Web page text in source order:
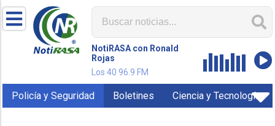
NotiRASA con Ronald
Rojas
Los 40 96.9 FM
Policía y Seguridad Boletines Ciencia y Tecnología